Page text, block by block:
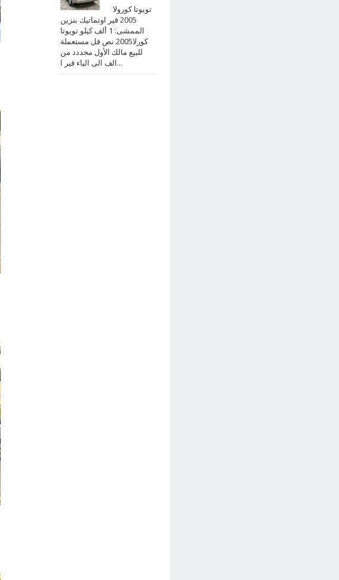
2005 قير اوتماتيك بنزين
الممشى: 1 ألف كيلو تويوتا
كورلا2005 نص فل مستعملة
للبيع مالك الأول مجددد من
الف الى الياء قير ا...